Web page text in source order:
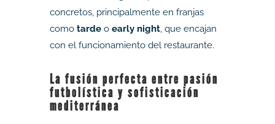
concretos, principalmente en franjas
como tardeo early night, que encajan
con el funcionamiento del restaurante.
La fusión perfecta entre pasión
futbolística y sofisticación
mediterránea